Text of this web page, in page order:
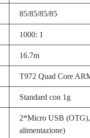
85/85/85/85
1000: 1
16.7m
T972 Quad Core
Standard con 1g
2*Micro USB
alimentazione)